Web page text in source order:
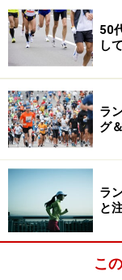
取材協力してい
制ジム。外の喧
た
ジムは六本木の
す。夜更かしは
が、夜に輝く街
も、会員には芸
でも夜でも空い
うわけでしょう。
ジムに入ってま
50
し
ラ
グ
ラ
と
こ